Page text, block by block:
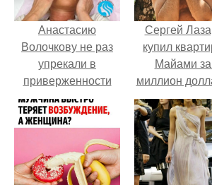
Анастасию
Волочкову не раз
упрекали в
приверженности
устаревшим бьюти -
процедурам.
Сергей
купил
Майами за
миллион